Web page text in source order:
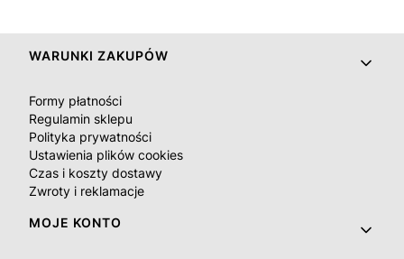
Linki w stopce
WARUNKI ZAKUPÓW
Formy płatności
Regulamin sklepu
Polityka prywatności
Ustawienia plików cookies
Czas i koszty dostawy
Zwroty i reklamacje
MOJE KONTO